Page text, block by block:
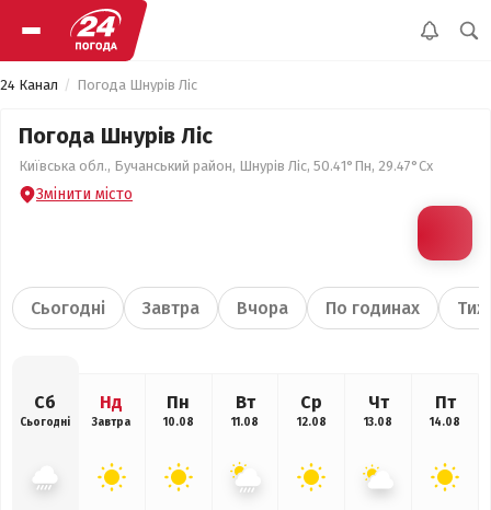
24 Канал Погода Шнурів Ліс
Погода Шнурів Ліс
Київська обл., Бучанський район, Шнурів Ліс, 50.41°Пн, 29.47°Сх
Змінити місто
Сьогодні Завтра Вчора По годинах
Сб
Сьогодні
Нд
Завтра
Пн
10.08
Вт
11.08
Ср
12.08
Чт
13.08
Пт
14.08